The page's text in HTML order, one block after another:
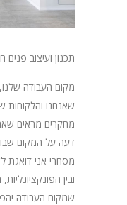
תכנון ועיצוב
מקום העבודה
שאנחנו והלקוחות
מחקרים מראים
דעה על המקום
מסחרי אני דואגת
ובין
שמקום העבודה